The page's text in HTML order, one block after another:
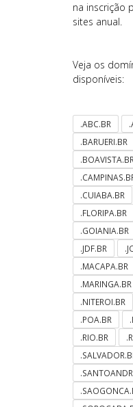
na inscrição
sites anual.
Veja os
disponíveis:
.ABC.BR
.BARUERI.BR
.BOAVISTA.BR
.CUIABA.BR
.FLORIPA.BR
.GOIANIA.BR
.JDF.BR
.MACAPA.BR
.MARINGA.BR
.NITEROI.BR
.POA.BR
.RIO.BR